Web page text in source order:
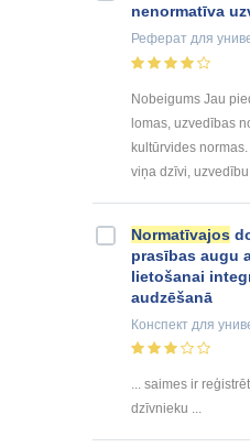
nenormatīva
Реферат для
Nobeigums Jau
lomas, uzvedības
kultūrvides
viņa dzīvi, uzvedību,
Normatīvajos
prasības augu
lietošanai
audzēšanā
Конспект для
... saimes ir
dzīvnieku ...